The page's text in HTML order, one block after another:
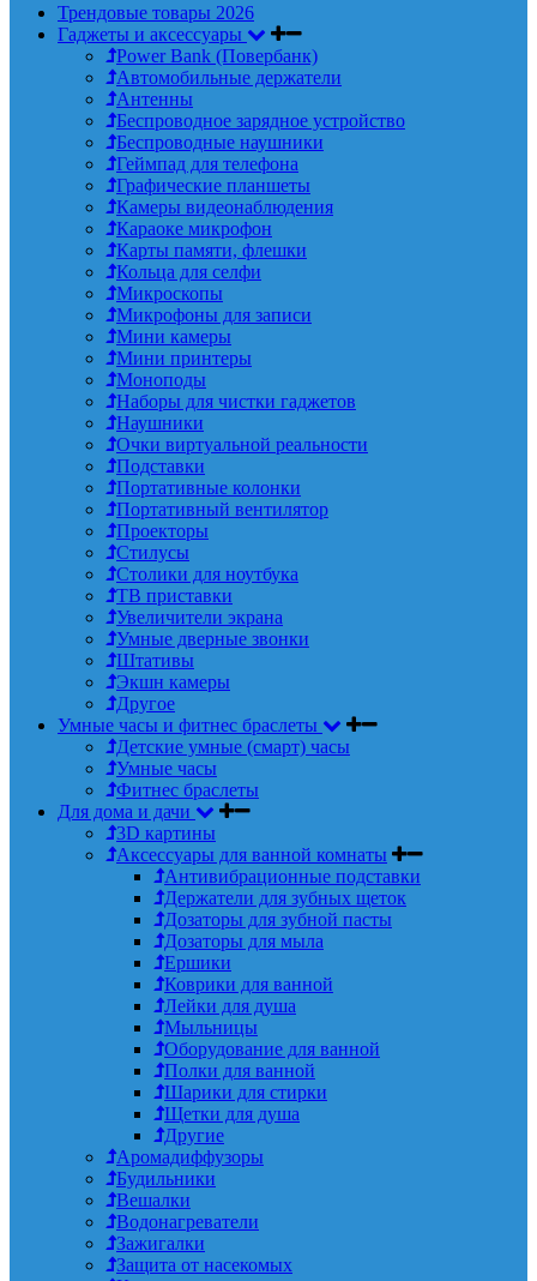
Трендовые товары 2026
Гаджеты и аксессуары
Power Bank (Повербанк)
Автомобильные держатели
Антенны
Беспроводное зарядное устройство
Беспроводные наушники
Геймпад для телефона
Графические планшеты
Камеры видеонаблюдения
Караоке микрофон
Карты памяти, флешки
Кольца для селфи
Микроскопы
Микрофоны для записи
Мини камеры
Мини принтеры
Моноподы
Наборы для чистки гаджетов
Наушники
Очки виртуальной реальности
Подставки
Портативные колонки
Портативный вентилятор
Проекторы
Стилусы
Столики для ноутбука
ТВ приставки
Увеличители экрана
Умные дверные звонки
Штативы
Экшн камеры
Другое
Умные часы и фитнес браслеты
Детские умные (смарт) часы
Умные часы
Фитнес браслеты
Для дома и дачи
3D картины
Аксессуары для ванной комнаты
Антивибрационные подставки
Держатели для зубных щеток
Дозаторы для зубной пасты
Дозаторы для мыла
Ершики
Коврики для ванной
Лейки для душа
Мыльницы
Оборудование для ванной
Полки для ванной
Шарики для стирки
Щетки для душа
Другие
Аромадиффузоры
Будильники
Вешалки
Водонагреватели
Зажигалки
Защита от насекомых